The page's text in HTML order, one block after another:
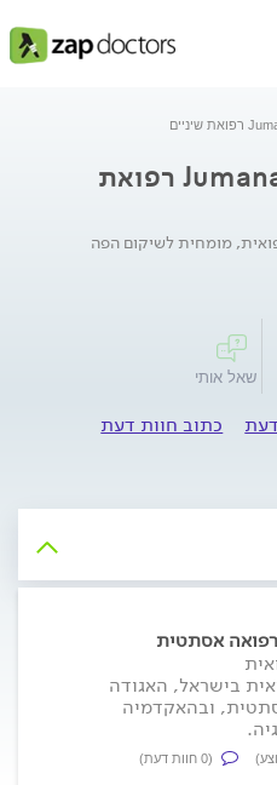
ד"ר Jumana clinic רפואת
מומחית לשיקום הפה
שאל אותי
כתוב חוות דעת
אסתטית
בישראל, האגודה
ובהאקדמיה
(0 חוות דעת)